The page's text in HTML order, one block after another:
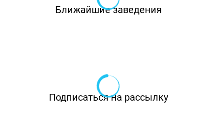
Ближайшие заведения
Подписаться на рассылку